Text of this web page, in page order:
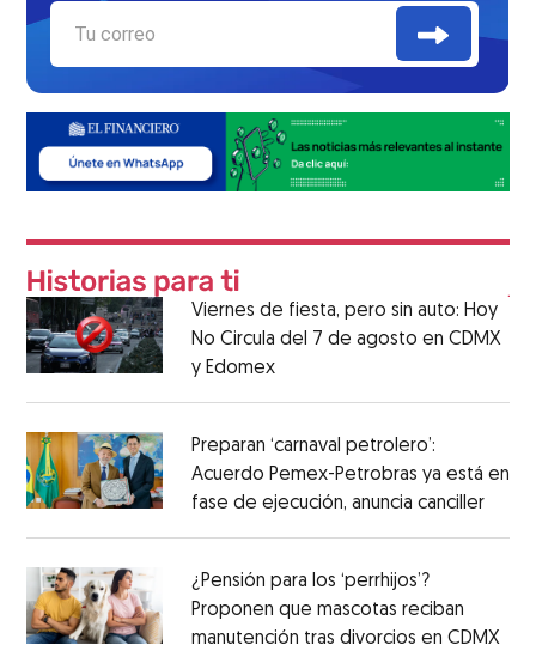
Viernes de fiesta, pero sin auto: Hoy
No Circula del 7 de agosto en CDMX
y Edomex
Preparan ‘carnaval petrolero’:
Acuerdo Pemex-Petrobras ya está en
fase de ejecución, anuncia canciller
¿Pensión para los ‘perrhijos’?
Proponen que mascotas reciban
manutención tras divorcios en CDMX